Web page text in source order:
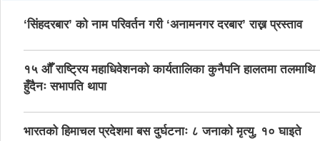
‘सिंहदरबार’ को नाम परिवर्तन गरी ‘अनामनगर दरबार’ राख्न प्रस्ताव
१५ औँ राष्ट्रिय महाधिवेशनको कार्यतालिका कुनैपनि हालतमा तलमाथि
हुँदैनः सभापति थापा
भारतको हिमाचल प्रदेशमा बस दुर्घटनाः ८ जनाको मृत्यु, १० घाइते